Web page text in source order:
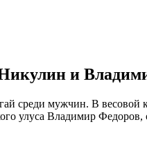
и
среди мужчин. В весовой
улуса Владимир